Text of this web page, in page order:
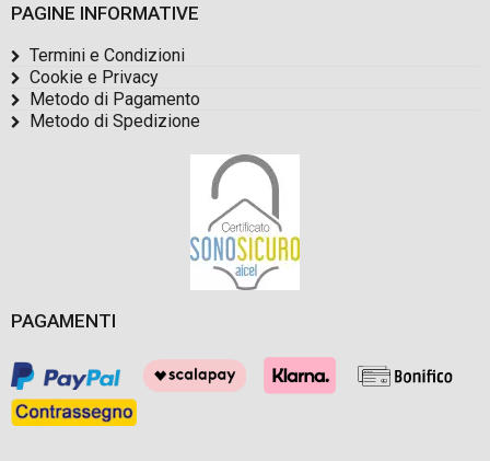
PAGINE INFORMATIVE
Termini e Condizioni
Cookie e Privacy
Metodo di Pagamento
Metodo di Spedizione
PAGAMENTI